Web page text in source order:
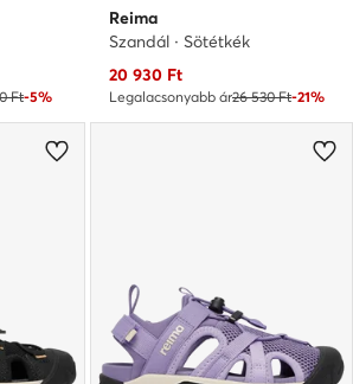
Ft-5%
Reima
Szandál · Sötétkék
Aktuális ár
20 930 Ft
Legalacsonyabb ár26 530 Ft-21%